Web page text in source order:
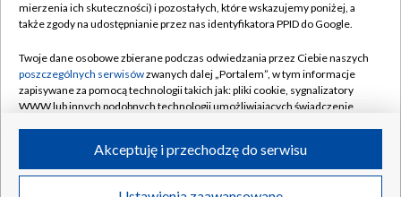
Naziemna Telewizja Cyfrowa
Rada Programowa
System NOS
Informacje o nadawcy
Program dla prasy
Pomoc
Kontakt
Kanały
©2026 Telewizja Polska S.A. w likwidacji
mierzenia ich skuteczności) i pozostałych, które wskazujemy poniżej, a
także zgody na udostępnianie przez nas identyfikatora PPID do Google.
Twoje dane osobowe zbierane podczas odwiedzania przez Ciebie naszych
poszczególnych serwisówzwanych dalej „Portalem”, w tym informacje
zapisywane za pomocą technologii takich jak: pliki cookie, sygnalizatory
WWW lub innych podobnych technologii umożliwiających świadczenie
ruchu w Internecie.
Twoje dane osobowe zbierane podczas odwiedzania przez Ciebie
Akceptuję i przechodzę do serwisu